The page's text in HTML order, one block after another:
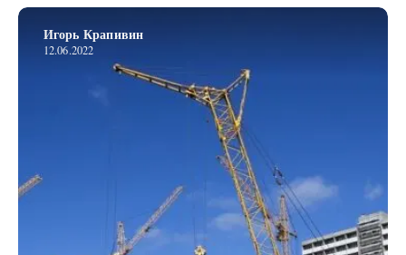
Игорь Крапивин
12.06.2022